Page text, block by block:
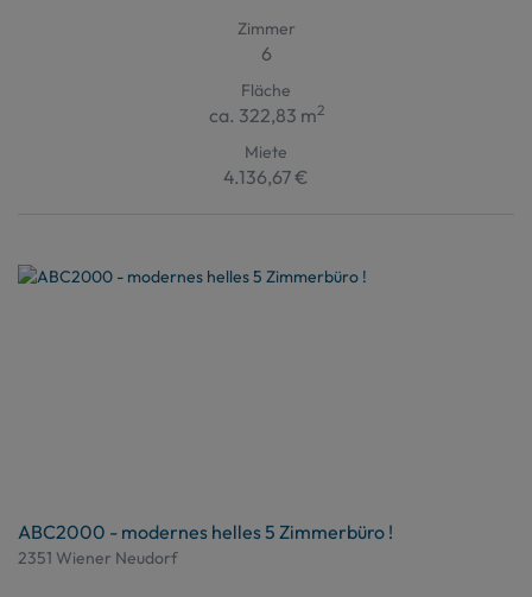
Zimmer
6
Fläche
ca. 322,83 m2
Miete
4.136,67 €
ABC2000 - modernes helles 5 Zimmerbüro !
2351 Wiener Neudorf